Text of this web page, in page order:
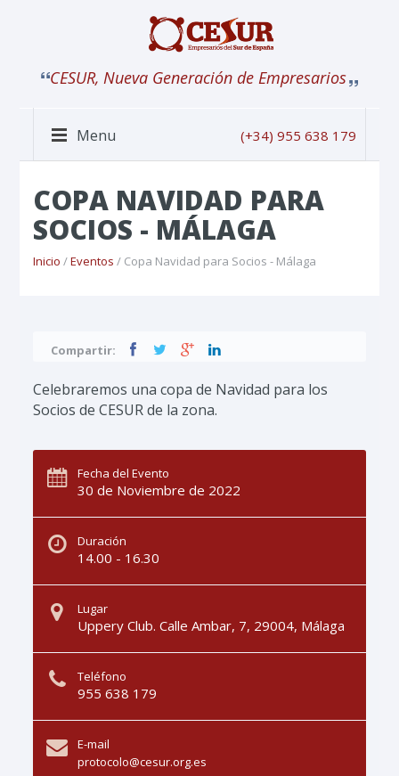
CESUR, Nueva Generación de Empresarios
Menu (+34) 955 638 179
COPA NAVIDAD PARA
SOCIOS - MÁLAGA
Inicio /Eventos / Copa Navidad para Socios - Málaga
Compartir:
Celebraremos una copa de Navidad para los
Socios de CESUR de la zona.
Fecha del Evento
30 de Noviembre de 2022
Duración
14.00 - 16.30
Lugar
Uppery Club. Calle Ambar, 7, 29004, Málaga
Teléfono
955 638 179
E-mail
protocolo@cesur.org.es